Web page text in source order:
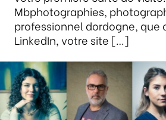
Mbphotographies,
professionnel dordogne, que
LinkedIn, votre site […]